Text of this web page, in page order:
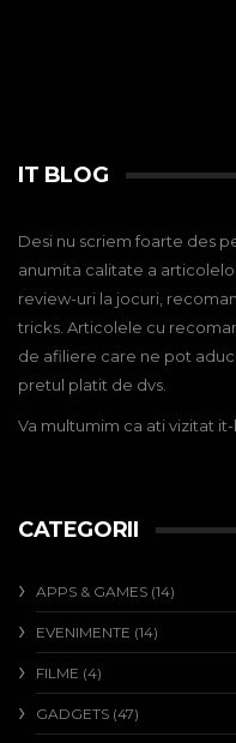
IT BLOG
Desi nu scriem foarte des
anumita calitate a
review-uri la jocuri,
tricks. Articolele cu
de afiliere care ne pot
pretul platit de dvs.
Va multumim ca ati vizitat
CATEGORII
APPS & GAMES (14)
EVENIMENTE (14)
FILME (4)
GADGETS (47)